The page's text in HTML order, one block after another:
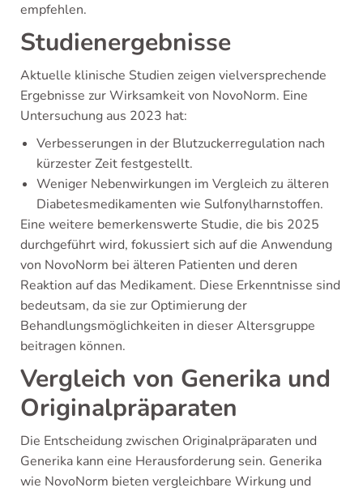
empfehlen.
Studienergebnisse
Aktuelle klinische Studien zeigen vielversprechende
Ergebnisse zur Wirksamkeit von NovoNorm. Eine
Untersuchung aus 2023 hat:
Verbesserungen in der Blutzuckerregulation nach
kürzester Zeit festgestellt.
Weniger Nebenwirkungen im Vergleich zu älteren
Diabetesmedikamenten wie Sulfonylharnstoffen.
Eine weitere bemerkenswerte Studie, die bis 2025
durchgeführt wird, fokussiert sich auf die Anwendung
von NovoNorm bei älteren Patienten und deren
Reaktion auf das Medikament. Diese Erkenntnisse sind
bedeutsam, da sie zur Optimierung der
Behandlungsmöglichkeiten in dieser Altersgruppe
beitragen können.
Vergleich von Generika und
Originalpräparaten
Die Entscheidung zwischen Originalpräparaten und
Generika kann eine Herausforderung sein. Generika
wie NovoNorm bieten vergleichbare Wirkung und